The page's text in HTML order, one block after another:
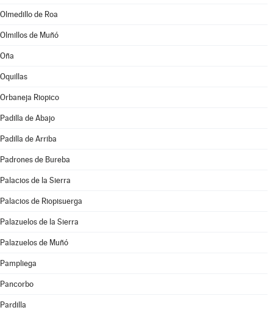
Olmedillo de Roa
Olmillos de Muñó
Oña
Oquillas
Orbaneja Riopico
Padilla de Abajo
Padilla de Arriba
Padrones de Bureba
Palacios de la Sierra
Palacios de Riopisuerga
Palazuelos de la Sierra
Palazuelos de Muñó
Pampliega
Pancorbo
Pardilla